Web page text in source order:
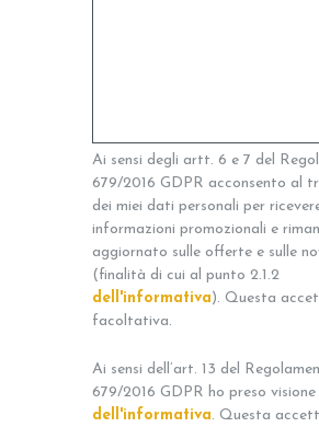
Ai sensi degli artt. 6 e 7 del
679/2016 GDPR acconsento al
dei miei dati personali per
informazioni promozionali e
aggiornato sulle offerte e sulle
(finalità di cui al punto 2.1.2
dell'informativa). Questa
facoltativa.
Ai sensi dell’art. 13 del
679/2016 GDPR ho preso visione
dell'informativa. Questa